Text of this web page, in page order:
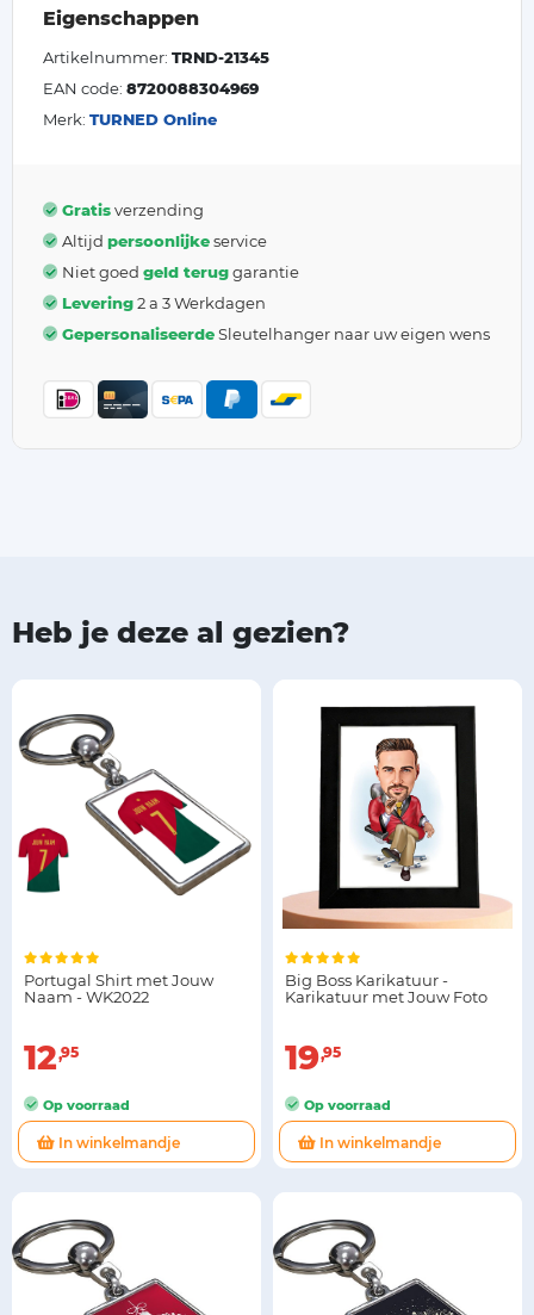
Eigenschappen
Artikelnummer: TRND-21345
EAN code: 8720088304969
Merk: TURNED Online
Gratisverzending
Altijd persoonlijkeservice
Niet goed geld teruggarantie
Levering2 a 3 Werkdagen
GepersonaliseerdeSleutelhanger naar uw eigen wens
Heb je deze al gezien?
Portugal Shirt met Jouw
Naam - WK2022
12 95
Op voorraad
In winkelmandje
Big Boss Karikatuur -
Karikatuur met Jouw Foto
19 95
Op voorraad
In winkelmandje